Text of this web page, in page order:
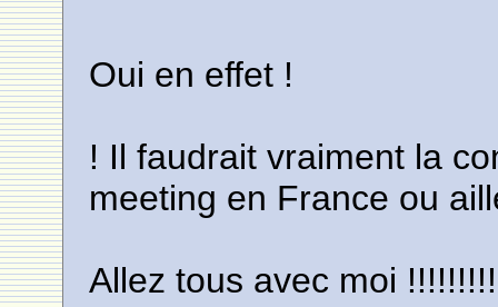
Oui en effet !
! Il faudrait vraiment la
meeting en France ou
Allez tous avec moi